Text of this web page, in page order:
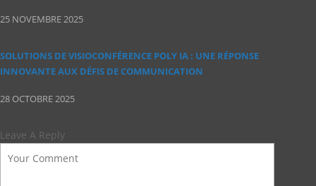
25 NOVEMBRE 2025
SOLUTIONS DE VISIOCONFÉRENCE POLY IA : UNE RÉPONSE
INNOVANTE AUX DÉFIS DE COMMUNICATION
28 OCTOBRE 2025
Leave A Reply